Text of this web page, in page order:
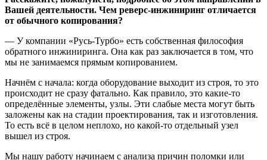
Вашей деятельности. Чем реверс-инжиниринг отличается
от обычного копирования?
— У компании «Русь-Турбо» есть собственная философия
обратного инжиниринга. Она как раз заключается в том, что
мы не занимаемся прямым копированием.
Начнём с начала: когда оборудование выходит из строя, то это
происходит не сразу фатально. Как правило, это какие-то
определённые элементы, узлы. Эти слабые места могут быть
заложены как на стадии проектирования, так и изготовления.
То есть всё в целом неплохо, но какой-то отдельный узел
вышел из строя.
Мы нашу работу начинаем с анализа причин поломки или